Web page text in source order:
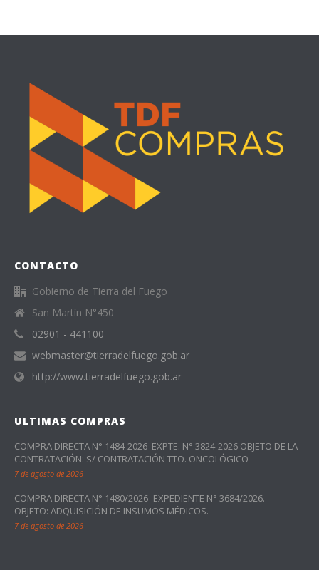
CONTACTO
Gobierno de Tierra del Fuego
San Martín N°450
02901 - 441100
webmaster@tierradelfuego.gob.ar
http://www.tierradelfuego.gob.ar
ULTIMAS COMPRAS
COMPRA DIRECTA N° 1484-2026 EXPTE. N° 3824-2026 OBJETO DE LA
CONTRATACIÓN: S/ CONTRATACIÓN TTO. ONCOLÓGICO
7 de agosto de 2026
COMPRA DIRECTA N° 1480/2026- EXPEDIENTE N° 3684/2026.
OBJETO: ADQUISICIÓN DE INSUMOS MÉDICOS.
7 de agosto de 2026